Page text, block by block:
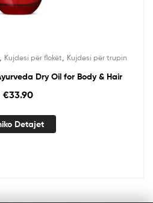
Kujdesi për flokët Kujdesi për trupin
Dry Oil for Body & Hair
€33.90
Detajet